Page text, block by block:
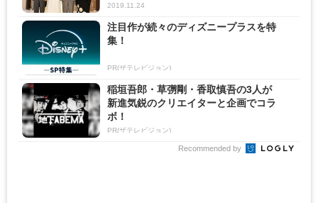
2019.11.24
注目作が続々のディズニープラスを特
集！
PR(ザテレビジョン)
稲垣吾郎・草彅剛・香取慎吾の3人が
新進気鋭のクリエイターと企画でコラ
ボ！
PR(ザテレビジョン)
Recommended by